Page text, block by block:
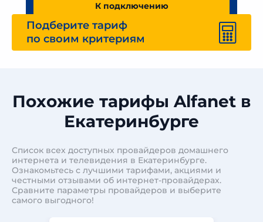
К подключению
Подберите тариф
по своим критериям
Похожие тарифы Alfanet в
Екатеринбурге
Список всех доступных провайдеров домашнего
интернета и телевидения в Екатеринбурге.
Ознакомьтесь с лучшими тарифами, акциями и
честными отзывами об интернет-провайдерах.
Сравните параметры провайдеров и выберите
самого выгодного!